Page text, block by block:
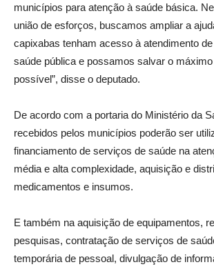
municípios para atenção à saúde básica.
união de esforços, buscamos ampliar a
capixabas tenham acesso à atendimento
saúde pública e possamos salvar o
possível”, disse o deputado.
De acordo com a portaria do Ministério da
recebidos pelos municípios poderão ser
financiamento de serviços de saúde na
média e alta complexidade, aquisição e
medicamentos e insumos.
E também na aquisição de equipamentos,
pesquisas, contratação de serviços de
temporária de pessoal, divulgação de